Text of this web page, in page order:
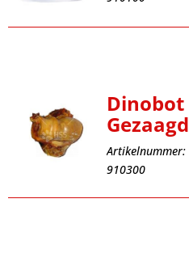
Dinobot
Gezaagd
Artikelnummer:
910300